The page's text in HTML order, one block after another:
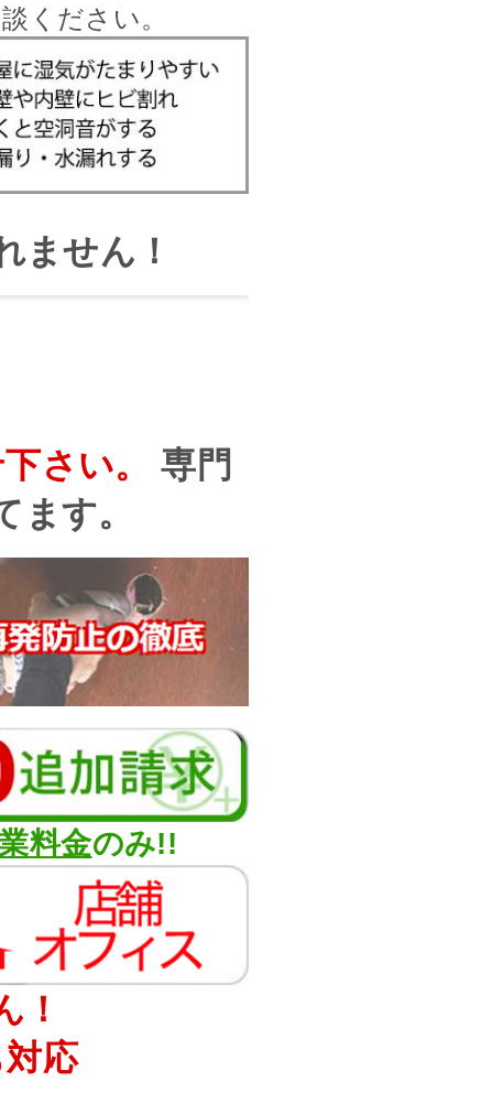
ください。
ません！
さい。
専門
ます。
料金のみ!!
！
応